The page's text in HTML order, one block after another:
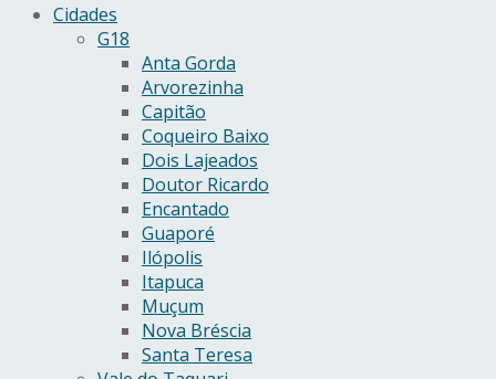
Cidades
G18
Anta Gorda
Arvorezinha
Capitão
Coqueiro Baixo
Dois Lajeados
Doutor Ricardo
Encantado
Guaporé
Ilópolis
Itapuca
Muçum
Nova Bréscia
Santa Teresa